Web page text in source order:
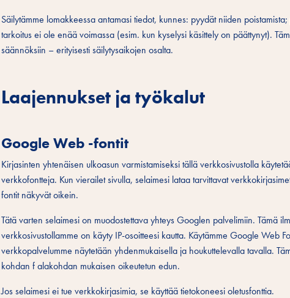
Säilytämme lomakkeessa antamasi tiedot, kunnes: pyydät niiden
tarkoitus ei ole enää voimassa (esim. kun kyselysi käsittely on päättynyt).
säännöksiin – erityisesti säilytysaikojen osalta.
Laajennukset ja työkalut
Google Web -fontit
Kirjasinten yhtenäisen ulkoasun varmistamiseksi tällä verkkosivustolla
verkkofontteja. Kun vierailet sivulla, selaimesi lataa tarvittavat
fontit näkyvät oikein.
Tätä varten selaimesi on muodostettava yhteys Googlen palvelimiin. Tämä
verkkosivustollamme on käyty IP-osoitteesi kautta. Käytämme Google Web
verkkopalvelumme näytetään yhdenmukaisella ja houkuttelevalla tavalla.
kohdan f alakohdan mukaisen oikeutetun edun.
Jos selaimesi ei tue verkkokirjasimia, se käyttää tietokoneesi oletusfonttia.